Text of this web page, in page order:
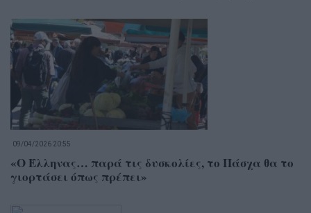
09/04/2026 20:55
«Ο Έλληνας… παρά τις δυσκολίες, το Πάσχα θα το
γιορτάσει όπως πρέπει»